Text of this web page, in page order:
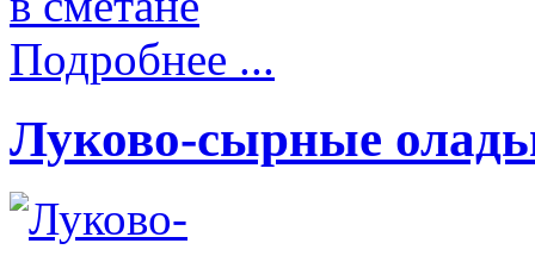
Подробнее ...
Луково-сырные